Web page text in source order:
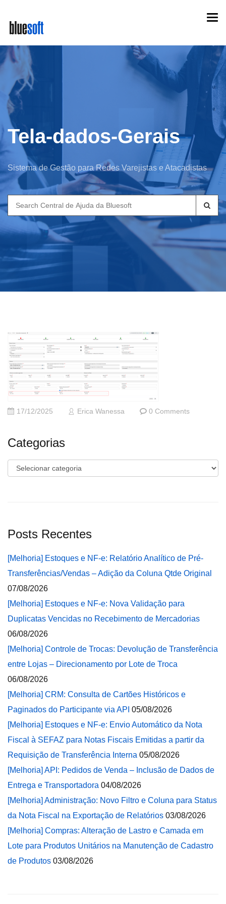
main
content
Tela-dados-Gerais
Sistema de Gestão para Redes Varejistas e Atacadistas
Search
for:
17/12/2025 Erica Wanessa 0 Comments
Categorias
Categorias
Posts Recentes
[Melhoria] Estoques e NF-e: Relatório Analítico de Pré-
Transferências/Vendas – Adição da Coluna Qtde Original
07/08/2026
[Melhoria] Estoques e NF-e: Nova Validação para
Duplicatas Vencidas no Recebimento de Mercadorias
06/08/2026
[Melhoria] Controle de Trocas: Devolução de Transferência
entre Lojas – Direcionamento por Lote de Troca
06/08/2026
[Melhoria] CRM: Consulta de Cartões Históricos e
Paginados do Participante via API 05/08/2026
[Melhoria] Estoques e NF-e: Envio Automático da Nota
Fiscal à SEFAZ para Notas Fiscais Emitidas a partir da
Requisição de Transferência Interna 05/08/2026
[Melhoria] API: Pedidos de Venda – Inclusão de Dados de
Entrega e Transportadora 04/08/2026
[Melhoria] Administração: Novo Filtro e Coluna para Status
da Nota Fiscal na Exportação de Relatórios 03/08/2026
[Melhoria] Compras: Alteração de Lastro e Camada em
Lote para Produtos Unitários na Manutenção de Cadastro
de Produtos 03/08/2026